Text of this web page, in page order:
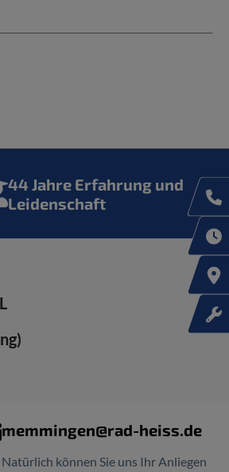
44 Jahre Erfahrung und
Leidenschaft
memmingen@rad-heiss.de
Natürlich können Sie uns Ihr Anliegen